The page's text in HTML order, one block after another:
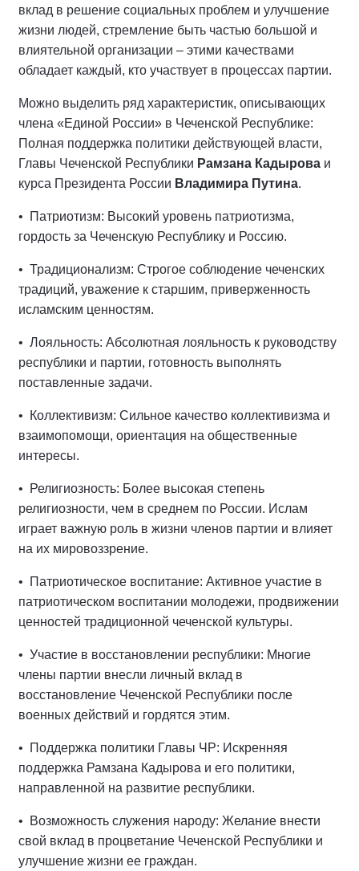
вклад в решение социальных проблем и улучшение
жизни людей, стремление быть частью большой и
влиятельной организации – этими качествами
обладает каждый, кто участвует в процессах партии.
Можно выделить ряд характеристик, описывающих
члена «Единой России» в Чеченской Республике:
Полная поддержка политики действующей власти,
Главы Чеченской Республики Рамзана Кадырова и
курса Президента России Владимира Путина.
• Патриотизм: Высокий уровень патриотизма,
гордость за Чеченскую Республику и Россию.
• Традиционализм: Строгое соблюдение чеченских
традиций, уважение к старшим, приверженность
исламским ценностям.
• Лояльность: Абсолютная лояльность к руководству
республики и партии, готовность выполнять
поставленные задачи.
• Коллективизм: Сильное качество коллективизма и
взаимопомощи, ориентация на общественные
интересы.
• Религиозность: Более высокая степень
религиозности, чем в среднем по России. Ислам
играет важную роль в жизни членов партии и влияет
на их мировоззрение.
• Патриотическое воспитание: Активное участие в
патриотическом воспитании молодежи, продвижении
ценностей традиционной чеченской культуры.
• Участие в восстановлении республики: Многие
члены партии внесли личный вклад в
восстановление Чеченской Республики после
военных действий и гордятся этим.
• Поддержка политики Главы ЧР: Искренняя
поддержка Рамзана Кадырова и его политики,
направленной на развитие республики.
• Возможность служения народу: Желание внести
свой вклад в процветание Чеченской Республики и
улучшение жизни ее граждан.